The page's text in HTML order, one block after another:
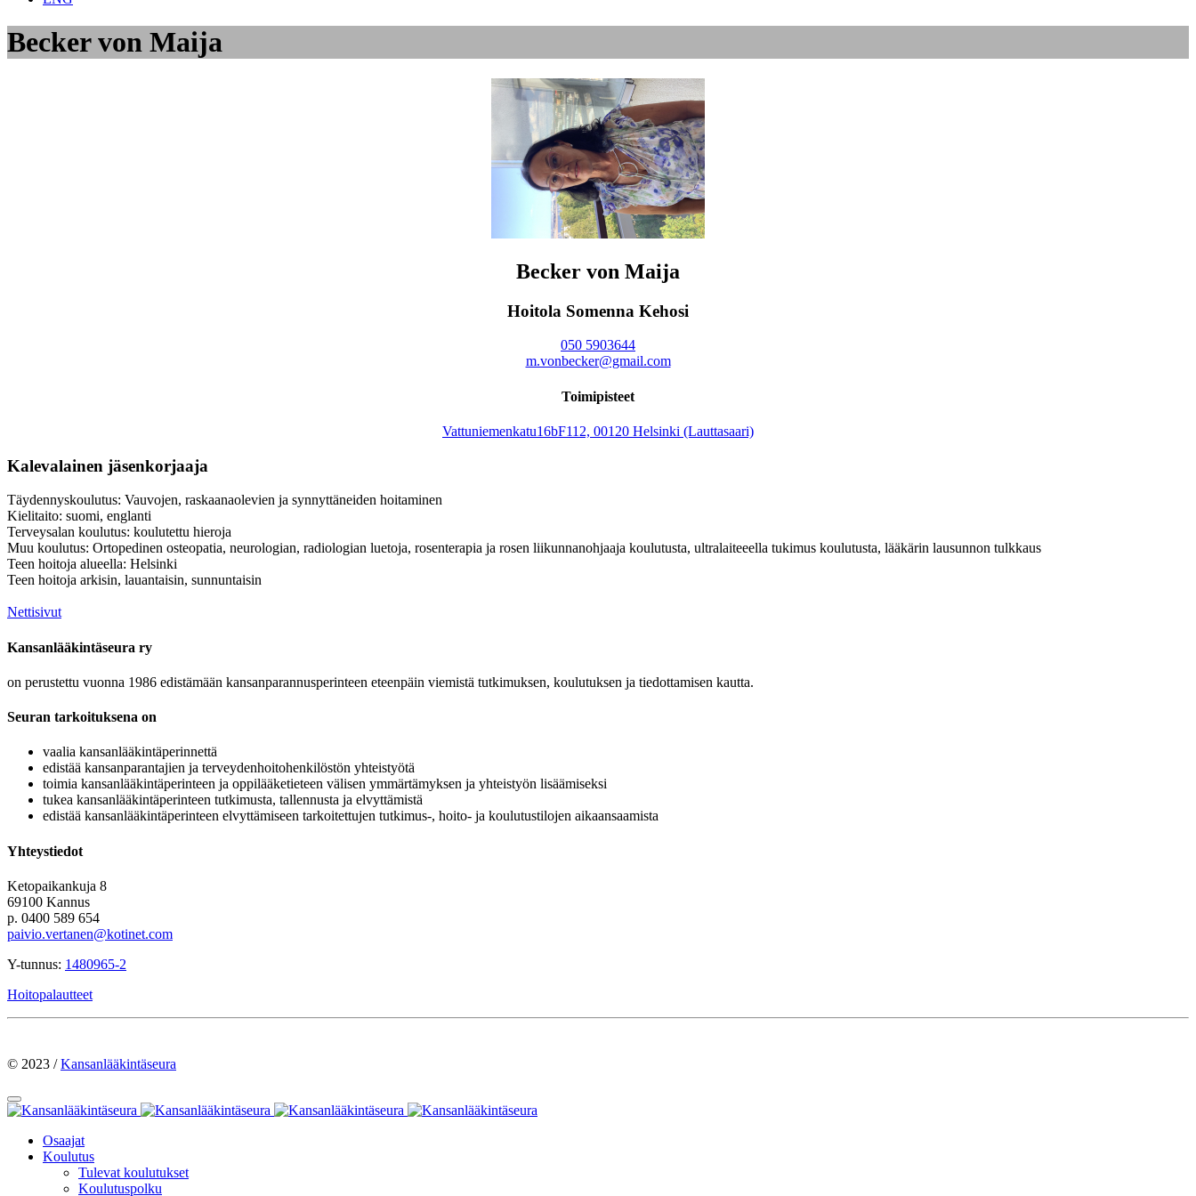
Becker von Maija
Becker von Maija
Hoitola Somenna Kehosi
050 5903644
m.vonbecker@gmail.com
Toimipisteet
Vattuniemenkatu16bF112, 00120 Helsinki (Lauttasaari)
Kalevalainen jäsenkorjaaja
Täydennyskoulutus: Vauvojen, raskaanaolevien ja synnyttäneiden hoitaminen
Kielitaito: suomi, englanti
Terveysalan koulutus: koulutettu hieroja
Muu koulutus: Ortopedinen osteopatia, neurologian, radiologian luetoja, rosenterapia ja rosen liikunnanohjaaja koulutusta, ultralaiteeella tukimus koulutusta, lääkärin lausunnon tulkkaus
Teen hoitoja alueella: Helsinki
Teen hoitoja arkisin, lauantaisin, sunnuntaisin
Nettisivut
Kansanlääkintäseura ry
on perustettu vuonna 1986 edistämään kansanparannusperinteen eteenpäin viemistä tutkimuksen, koulutuksen ja tiedottamisen kautta.
Seuran tarkoituksena on
vaalia kansanlääkintäperinnettä
edistää kansanparantajien ja terveydenhoitohenkilöstön yhteistyötä
toimia kansanlääkintäperinteen ja oppilääketieteen välisen ymmärtämyksen ja yhteistyön lisäämiseksi
tukea kansanlääkintäperinteen tutkimusta, tallennusta ja elvyttämistä
edistää kansanlääkintäperinteen elvyttämiseen tarkoitettujen tutkimus-, hoito- ja koulutustilojen aikaansaamista
Yhteystiedot
Ketopaikankuja 8
69100 Kannus
p. 0400 589 654
paivio.vertanen@kotinet.com
Y-tunnus: 1480965-2
Hoitopalautteet
© 2023 /Kansanlääkintäseura
Osaajat
Koulutus
Tulevat koulutukset
Koulutuspolku